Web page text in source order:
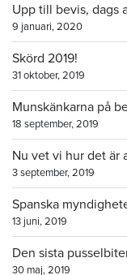
Upp till bevis, dags
9 januari, 2020
Skörd 2019!
31 oktober, 2019
Munskänkarna på
18 september, 2019
Nu vet vi hur det är
3 september, 2019
Spanska
13 juni, 2019
Den sista
30 maj, 2019